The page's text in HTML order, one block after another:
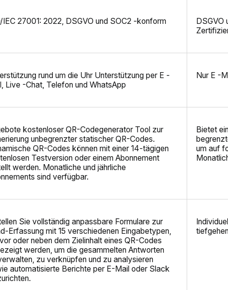
IEC 27001: 2022, DSGVO und SOC2 -konform
DSGVO
rund um die Uhr Unterstützung per E -
Live -Chat, Telefon und WhatsApp
Nur E -
kostenloser QR-Codegenerator Tool zur
unbegrenzter statischer QR-Codes.
QR-Codes können mit einer 14-tägigen
Testversion oder einem Abonnement
werden. Monatliche und jährliche
sind verfügbar.
Bietet
um auf
Sie vollständig anpassbare Formulare zur
Erfassung mit 15 verschiedenen Eingabetypen,
oder neben dem Zielinhalt eines QR-Codes
werden, um die gesammelten Antworten
zu verknüpfen und zu analysieren
automatisierte Berichte per E-Mail oder Slack